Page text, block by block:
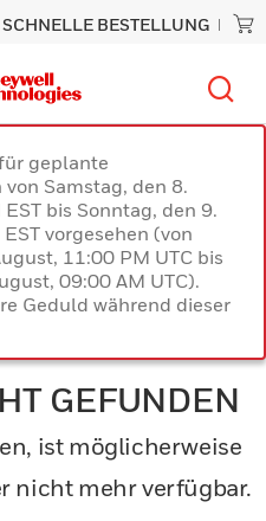
SCHNELLE BESTELLUNG
geplante
Samstag, den 8.
bis Sonntag, den 9.
vorgesehen (von
11:00 PM UTC bis
09:00 AM UTC).
Geduld während dieser
GEFUNDEN
ist möglicherweise
nicht mehr verfügbar.